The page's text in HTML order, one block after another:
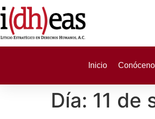
Inicio
Día: 11 de